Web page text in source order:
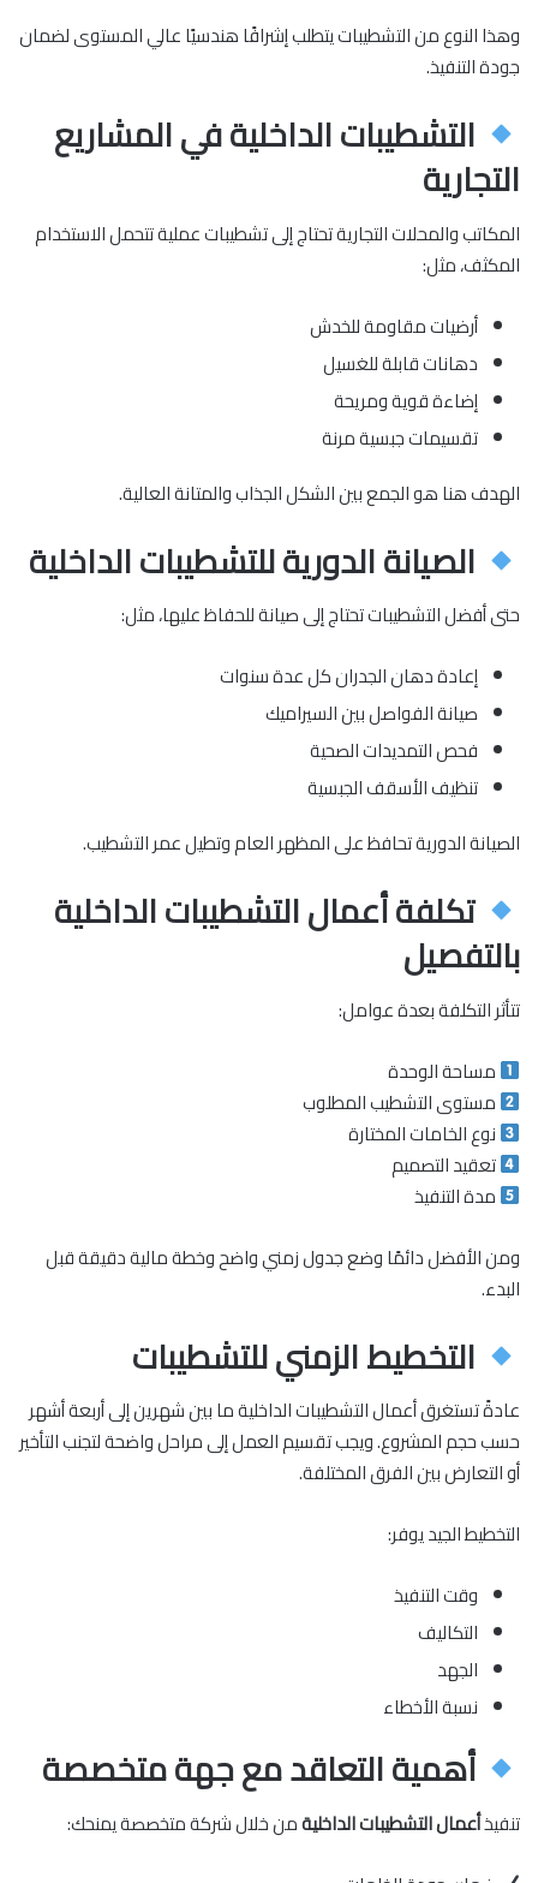
وهذا النوع من التشطيبات يتطلب إشرافًا هندسيًا عالي المستوى لضمان
جودة التنفيذ.
التشطيبات الداخلية في المشاريع
التجارية
المكاتب والمحلات التجارية تحتاج إلى تشطيبات عملية تتحمل الاستخدام
المكثف، مثل:
أرضيات مقاومة للخدش
دهانات قابلة للغسيل
إضاءة قوية ومريحة
تقسيمات جبسية مرنة
الهدف هنا هو الجمع بين الشكل الجذاب والمتانة العالية.
الصيانة الدورية للتشطيبات الداخلية
حتى أفضل التشطيبات تحتاج إلى صيانة للحفاظ عليها، مثل:
إعادة دهان الجدران كل عدة سنوات
صيانة الفواصل بين السيراميك
فحص التمديدات الصحية
تنظيف الأسقف الجبسية
الصيانة الدورية تحافظ على المظهر العام وتطيل عمر التشطيب.
تكلفة أعمال التشطيبات الداخلية
بالتفصيل
تتأثر التكلفة بعدة عوامل:
مساحة الوحدة
مستوى التشطيب المطلوب
نوع الخامات المختارة
تعقيد التصميم
مدة التنفيذ
ومن الأفضل دائمًا وضع جدول زمني واضح وخطة مالية دقيقة قبل
البدء.
التخطيط الزمني للتشطيبات
عادةً تستغرق أعمال التشطيبات الداخلية ما بين شهرين إلى أربعة أشهر
حسب حجم المشروع. ويجب تقسيم العمل إلى مراحل واضحة لتجنب التأخير
أو التعارض بين الفرق المختلفة.
التخطيط الجيد يوفر:
وقت التنفيذ
التكاليف
الجهد
نسبة الأخطاء
أهمية التعاقد مع جهة متخصصة
تنفيذأعمال التشطيبات الداخليةمن خلال شركة متخصصة يمنحك: